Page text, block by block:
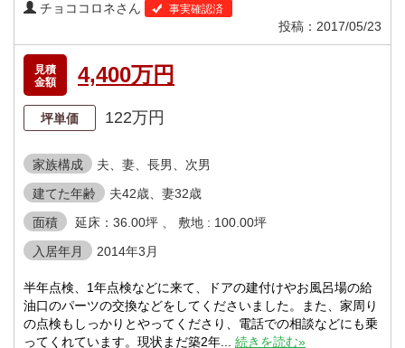
チョココロネさん 事実確認済
投稿：2017/05/23
見積
金額
4,400万円
坪単価 122万円
家族構成
夫、妻、長男、次男
建てた年齢
夫42歳、妻32歳
面積
延床：36.00坪 、 敷地 : 100.00坪
入居年月
2014年3月
半年点検、1年点検などに来て、ドアの建付けやお風呂場の給
油口のパーツの交換などをしてくださいました。また、家周り
の点検もしっかりとやってくださり、電話での相談などにも乗
ってくれています。現状まだ築2年... 続きを読む»